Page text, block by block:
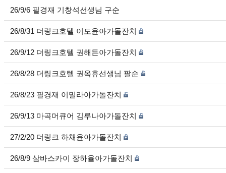
26/9/6 필경재 기창석선생님 구순
26/8/31 더링크호텔 이도윤아가돌잔치
26/9/12 더링크호텔 권해든아가돌잔치
26/8/28 더링크호텔 권옥휴선생님 팔순
26/8/23 필경재 이밀라아가돌잔치
26/9/13 마곡머큐어 김루나아가돌잔치
27/2/20 더링크 하채윤아가돌잔치
26/8/9 삼바스카이 장하율아가돌잔치